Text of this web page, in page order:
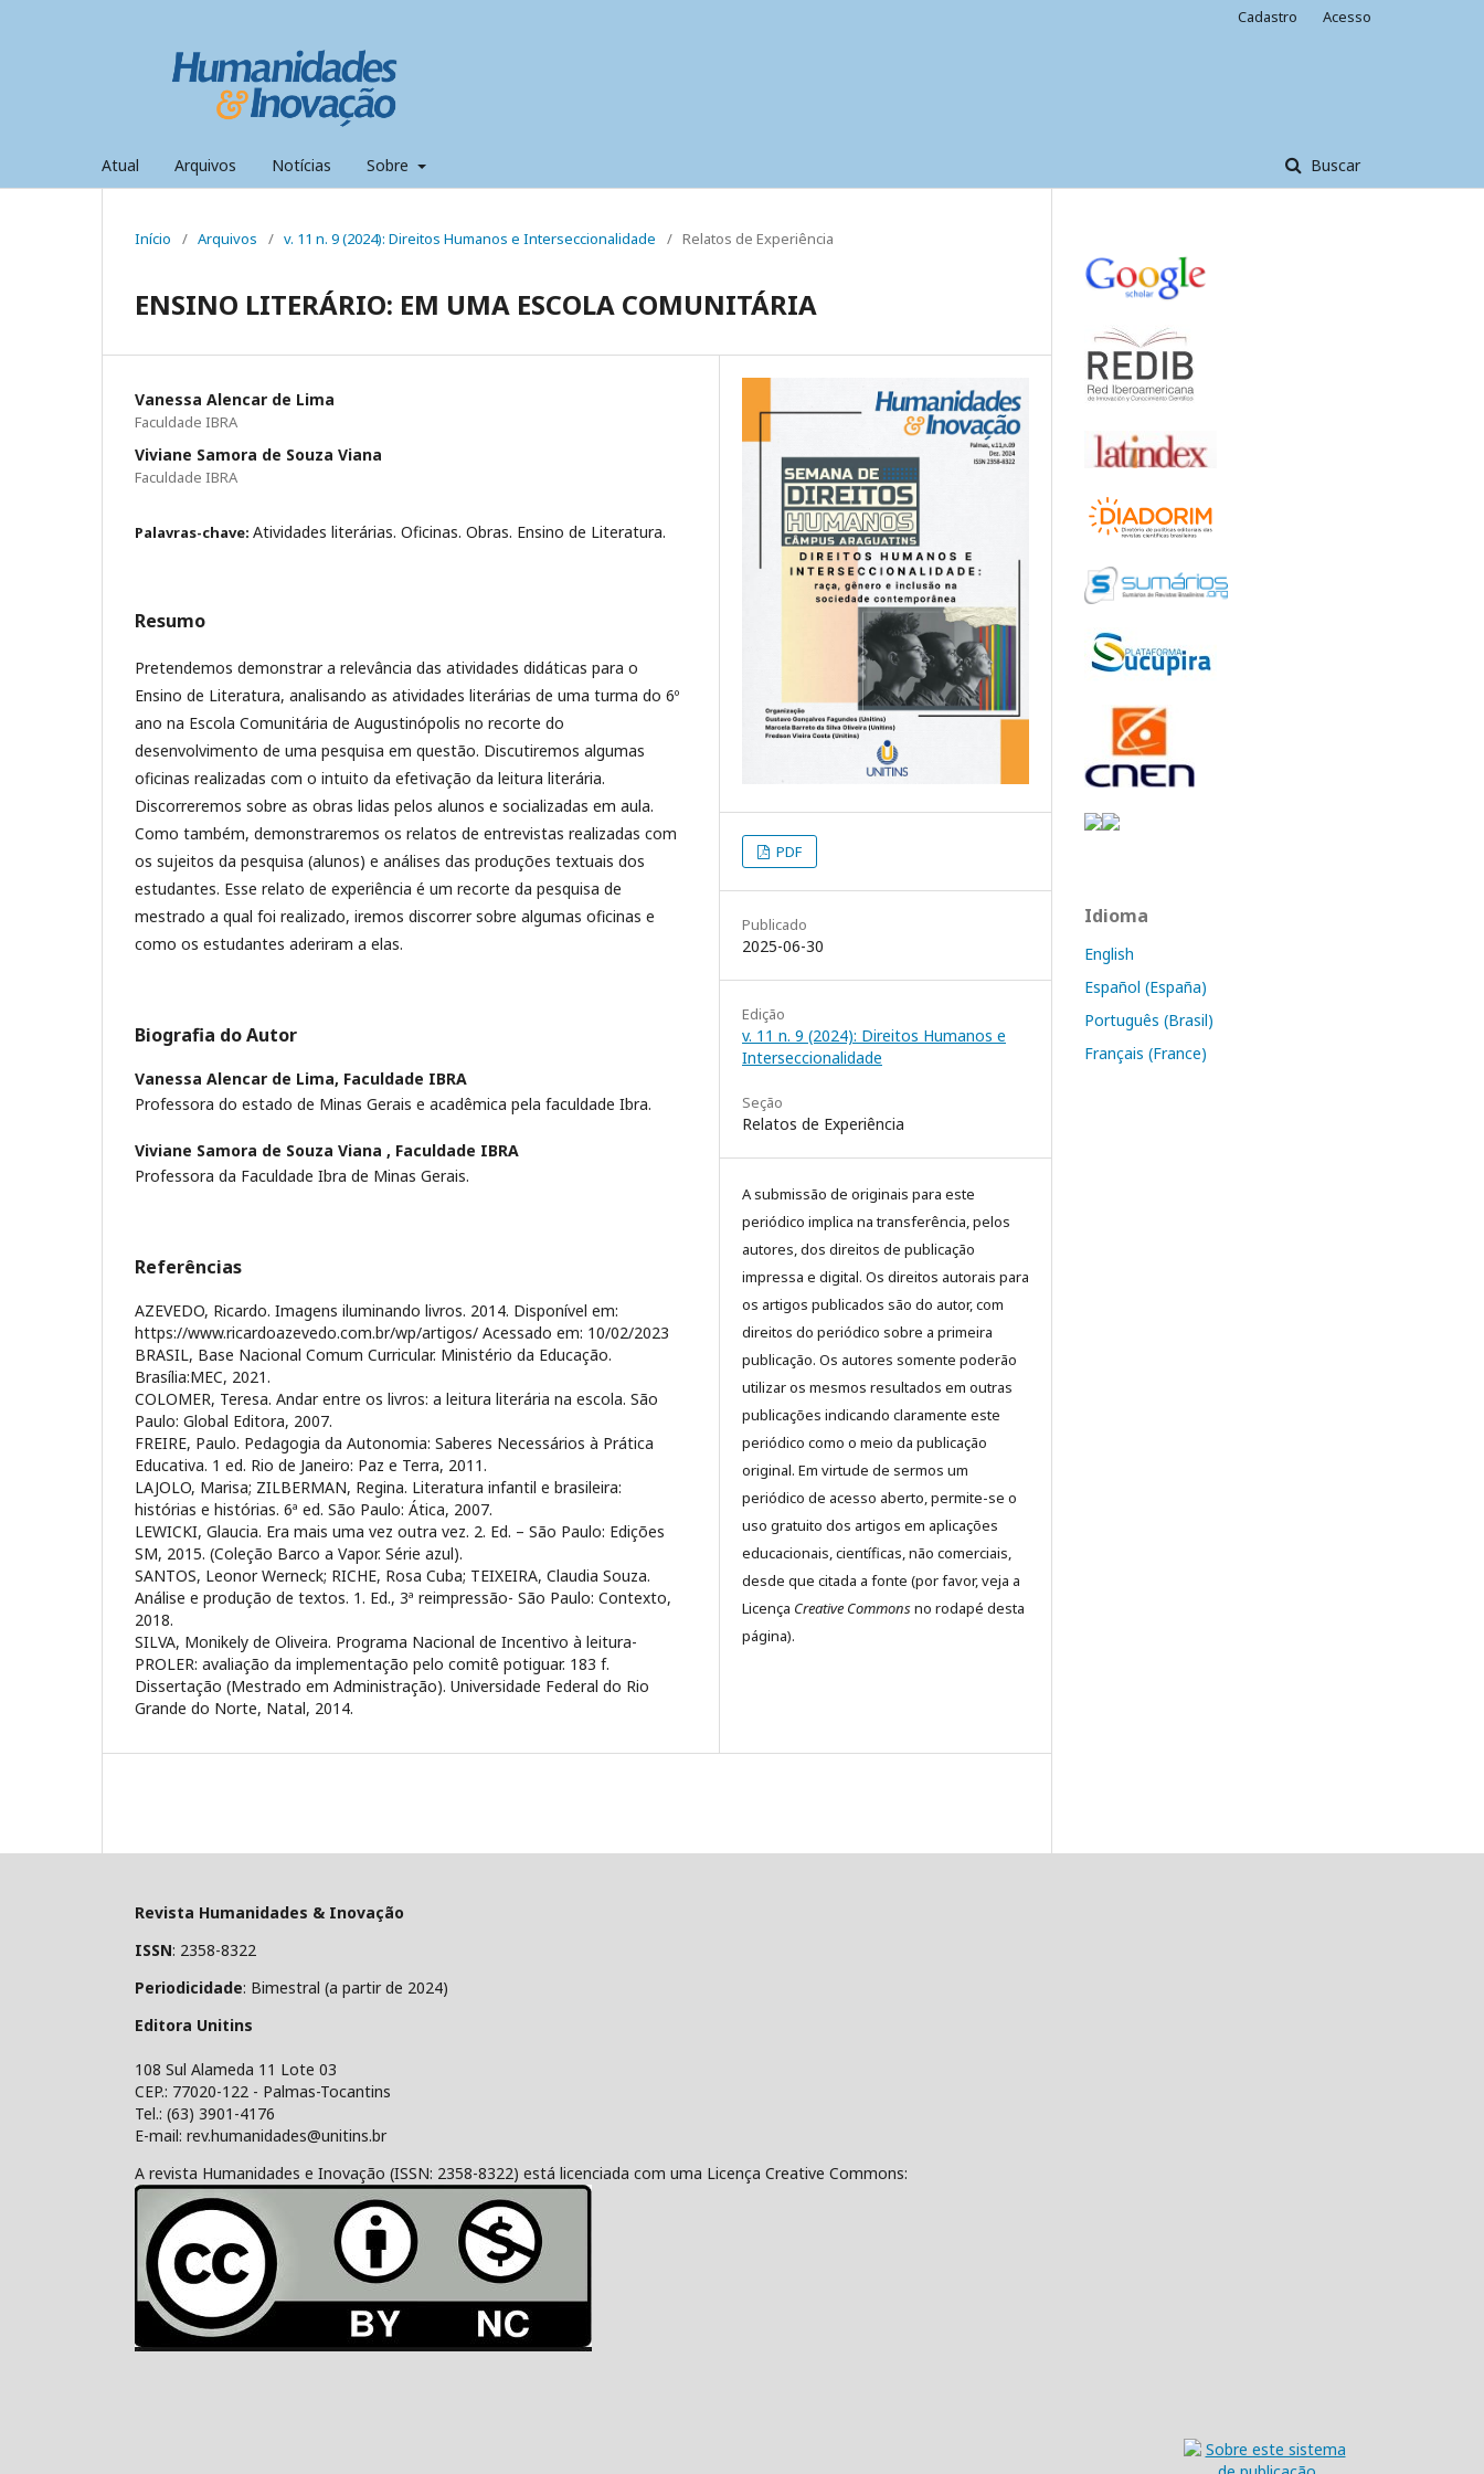
Atual Arquivos Notícias Sobre Buscar
Cadastro Acesso
Início / Arquivos / v. 11 n. 9 (2024): Direitos Humanos e Interseccionalidade / Relatos de Experiência
ENSINO LITERÁRIO: EM UMA ESCOLA COMUNITÁRIA
Vanessa Alencar de Lima
Faculdade IBRA
Viviane Samora de Souza Viana
Faculdade IBRA
Palavras-chave: Atividades literárias. Oficinas. Obras. Ensino de Literatura.
Resumo
Pretendemos demonstrar a relevância das atividades didáticas para o
Ensino de Literatura, analisando as atividades literárias de uma turma do 6º
ano na Escola Comunitária de Augustinópolis no recorte do
desenvolvimento de uma pesquisa em questão. Discutiremos algumas
oficinas realizadas com o intuito da efetivação da leitura literária.
Discorreremos sobre as obras lidas pelos alunos e socializadas em aula.
Como também, demonstraremos os relatos de entrevistas realizadas com
os sujeitos da pesquisa (alunos) e análises das produções textuais dos
estudantes. Esse relato de experiência é um recorte da pesquisa de
mestrado a qual foi realizado, iremos discorrer sobre algumas oficinas e
como os estudantes aderiram a elas.
Biografia do Autor
Vanessa Alencar de Lima, Faculdade IBRA
Professora do estado de Minas Gerais e acadêmica pela faculdade Ibra.
Viviane Samora de Souza Viana , Faculdade IBRA
Professora da Faculdade Ibra de Minas Gerais.
Referências
AZEVEDO, Ricardo. Imagens iluminando livros. 2014. Disponível em:
https://www.ricardoazevedo.com.br/wp/artigos/ Acessado em: 10/02/2023
BRASIL, Base Nacional Comum Curricular. Ministério da Educação.
Brasília:MEC, 2021.
COLOMER, Teresa. Andar entre os livros: a leitura literária na escola. São
Paulo: Global Editora, 2007.
FREIRE, Paulo. Pedagogia da Autonomia: Saberes Necessários à Prática
Educativa. 1 ed. Rio de Janeiro: Paz e Terra, 2011.
LAJOLO, Marisa; ZILBERMAN, Regina. Literatura infantil e brasileira:
histórias e histórias. 6ª ed. São Paulo: Ática, 2007.
LEWICKI, Glaucia. Era mais uma vez outra vez. 2. Ed. – São Paulo: Edições
SM, 2015. (Coleção Barco a Vapor. Série azul).
SANTOS, Leonor Werneck; RICHE, Rosa Cuba; TEIXEIRA, Claudia Souza.
Análise e produção de textos. 1. Ed., 3ª reimpressão- São Paulo: Contexto,
2018.
SILVA, Monikely de Oliveira. Programa Nacional de Incentivo à leitura-
PROLER: avaliação da implementação pelo comitê potiguar. 183 f.
Dissertação (Mestrado em Administração). Universidade Federal do Rio
Grande do Norte, Natal, 2014.
PDF
Publicado
2025-06-30
Edição
v. 11 n. 9 (2024): Direitos Humanos e
Interseccionalidade
Seção
Relatos de Experiência
A submissão de originais para este
periódico implica na transferência, pelos
autores, dos direitos de publicação
impressa e digital. Os direitos autorais para
os artigos publicados são do autor, com
direitos do periódico sobre a primeira
publicação. Os autores somente poderão
utilizar os mesmos resultados em outras
publicações indicando claramente este
periódico como o meio da publicação
original. Em virtude de sermos um
periódico de acesso aberto, permite-se o
uso gratuito dos artigos em aplicações
educacionais, científicas, não comerciais,
desde que citada a fonte (por favor, veja a
Licença Creative Commonsno rodapé desta
página).
Idioma
English
Español (España)
Português (Brasil)
Français (France)
Revista Humanidades & Inovação
ISSN: 2358-8322
Periodicidade: Bimestral (a partir de 2024)
Editora Unitins
108 Sul Alameda 11 Lote 03
CEP.: 77020-122 - Palmas-Tocantins
Tel.: (63) 3901-4176
E-mail: rev.humanidades@unitins.br
A revista Humanidades e Inovação (ISSN: 2358-8322) está licenciada com uma Licença Creative Commons: